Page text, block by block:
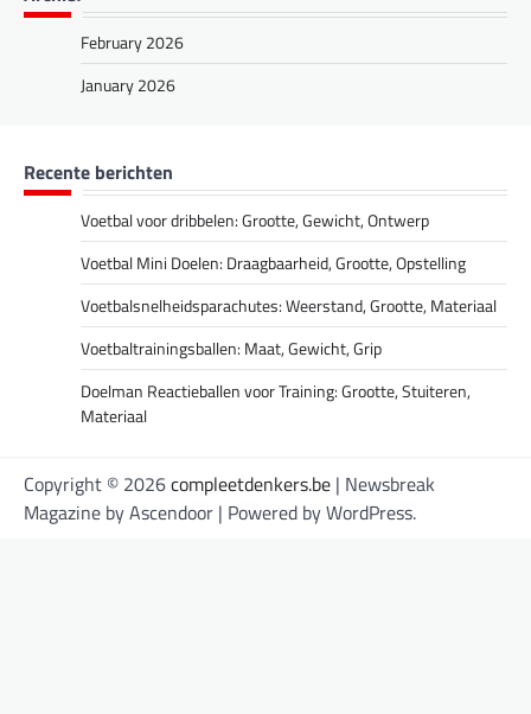
February 2026
January 2026
Recente berichten
Voetbal voor dribbelen: Grootte, Gewicht, Ontwerp
Voetbal Mini Doelen: Draagbaarheid, Grootte, Opstelling
Voetbalsnelheidsparachutes: Weerstand, Grootte, Materiaal
Voetbaltrainingsballen: Maat, Gewicht, Grip
Doelman Reactieballen voor Training: Grootte, Stuiteren,
Materiaal
Copyright © 2026compleetdenkers.be | Newsbreak
Magazine byAscendoor | Powered byWordPress.